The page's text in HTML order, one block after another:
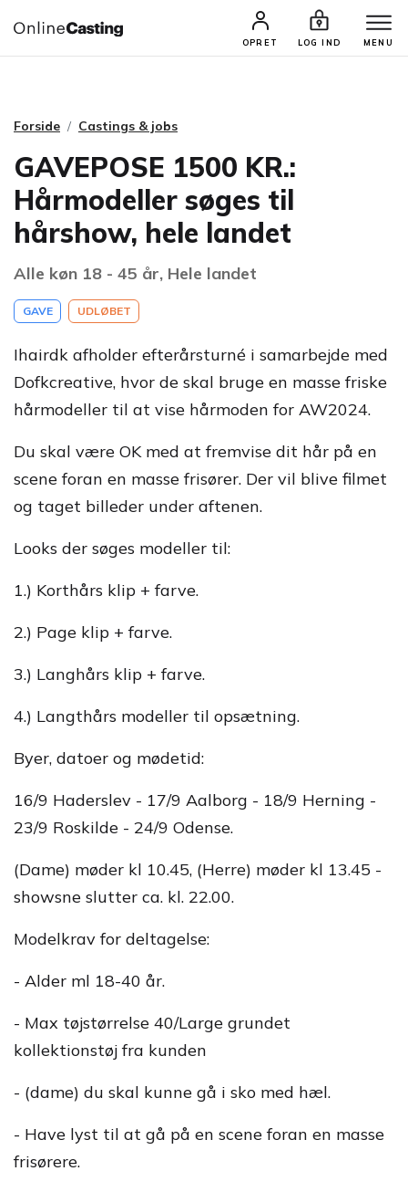
OPRET LOG IND MENU
CASTINGS & JOBS SØG PROFIL
Forside Castings & jobs
GAVEPOSE 1500 KR.:
Hårmodeller søges til
hårshow, hele landet
Alle køn 18 - 45 år, Hele landet
GAVE UDLØBET
Ihairdk afholder efterårsturné i samarbejde med
Dofkcreative, hvor de skal bruge en masse friske
hårmodeller til at vise hårmoden for AW2024.
Du skal være OK med at fremvise dit hår på en
scene foran en masse frisører. Der vil blive filmet
og taget billeder under aftenen.
Looks der søges modeller til:
1.) Korthårs klip + farve.
2.) Page klip + farve.
3.) Langhårs klip + farve.
4.) Langthårs modeller til opsætning.
Byer, datoer og mødetid:
16/9 Haderslev - 17/9 Aalborg - 18/9 Herning -
23/9 Roskilde - 24/9 Odense.
(Dame) møder kl 10.45, (Herre) møder kl 13.45 -
showsne slutter ca. kl. 22.00.
Modelkrav for deltagelse:
- Alder ml 18-40 år.
- Max tøjstørrelse 40/Large grundet
kollektionstøj fra kunden
- (dame) du skal kunne gå i sko med hæl.
- Have lyst til at gå på en scene foran en masse
frisørere.